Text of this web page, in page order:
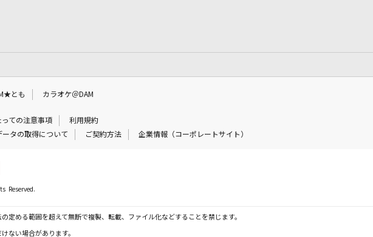
とも カラオケ＠DAM
ての注意事項
利用規約
ータの取得について ご契約方法 企業情報（コーポレートサイト）
Reserved.
定める範囲を超えて無断で複製、転載、ファイル化などすることを禁じます。
ない場合があります。